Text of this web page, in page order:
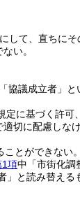
て、直ちにそ
い。
協議成立者」と
定に基づく許可
切に配慮しなけ
とができない。
1項中「市街化調
と読み替える